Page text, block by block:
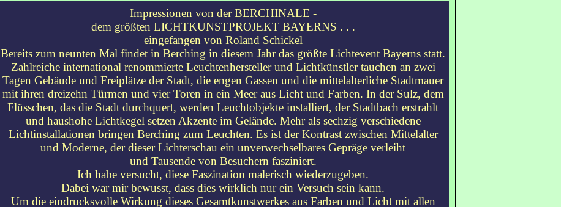
Impressionen von der BERCHINALE -
dem größten LICHTKUNSTPROJEKT BAYERNS . . .
eingefangen von Roland Schickel
Bereits zum neunten Mal findet in Berching in diesem Jahr das größte Lichtevent Bayerns statt.
Zahlreiche international renommierte Leuchtenhersteller und Lichtkünstler tauchen an zwei
Tagen Gebäude und Freiplätze der Stadt, die engen Gassen und die mittelalterliche Stadtmauer
mit ihren dreizehn Türmen und vier Toren in ein Meer aus Licht und Farben. In der Sulz, dem
Flüsschen, das die Stadt durchquert, werden Leuchtobjekte installiert, der Stadtbach erstrahlt
und haushohe Lichtkegel setzen Akzente im Gelände. Mehr als sechzig verschiedene
Lichtinstallationen bringen Berching zum Leuchten. Es ist der Kontrast zwischen Mittelalter
und Moderne, der dieser Lichterschau ein unverwechselbares Gepräge verleiht
und Tausende von Besuchern fasziniert.
Ich habe versucht, diese Faszination malerisch wiederzugeben.
Dabei war mir bewusst, dass dies wirklich nur ein Versuch sein kann.
Um die eindrucksvolle Wirkung dieses Gesamtkunstwerkes aus Farben und Licht mit allen